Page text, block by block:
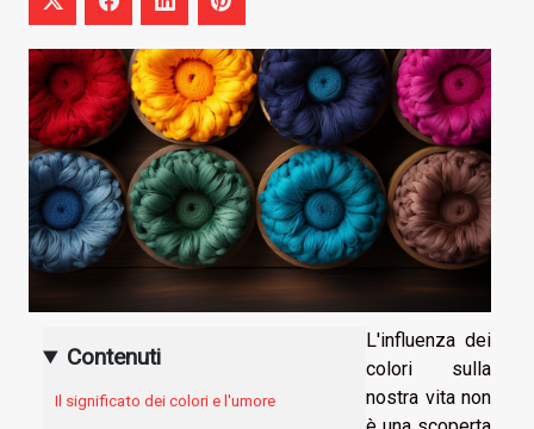
Contenuti
Il significato dei colori e l'umore
L'influenza dei
colori sulla
nostra vita non